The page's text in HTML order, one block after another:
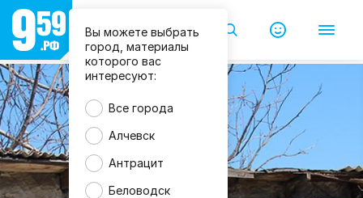
Вы можете выбрать
город, материалы
которого вас
интересуют:
Все города
Алчевск
Антрацит
Беловодск